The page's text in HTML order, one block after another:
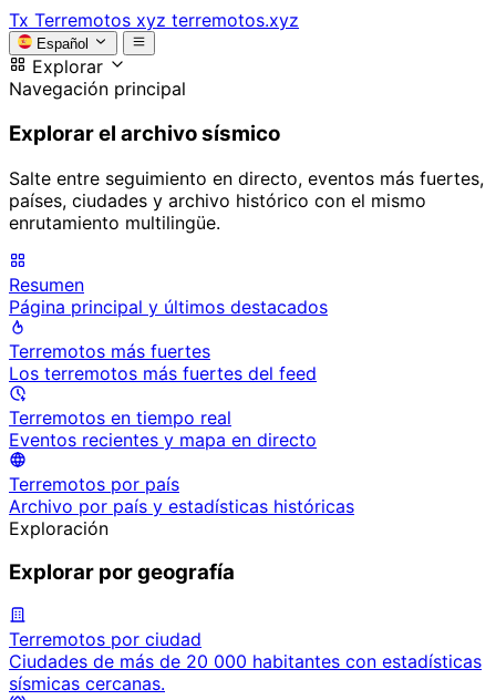
Tx Terremotos xyz terremotos.xyz
Español
Explorar
Navegación principal
Explorar el archivo sísmico
Salte entre seguimiento en directo, eventos más fuertes,
países, ciudades y archivo histórico con el mismo
enrutamiento multilingüe.
Resumen
Página principal y últimos destacados
Terremotos más fuertes
Los terremotos más fuertes del feed
Terremotos en tiempo real
Eventos recientes y mapa en directo
Terremotos por país
Archivo por país y estadísticas históricas
Exploración
Explorar por geografía
Terremotos por ciudad
Ciudades de más de 20 000 habitantes con estadísticas
sísmicas cercanas.